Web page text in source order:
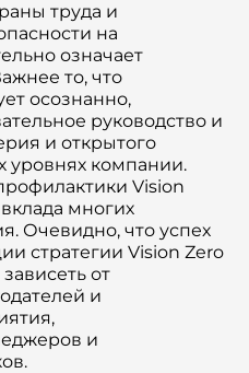
труда и
на
означает
то, что
осознанно,
руководство и
и открытого
уровнях компании.
Vision
многих
Очевидно, что успех
стратегии Vision Zero
от
и
и